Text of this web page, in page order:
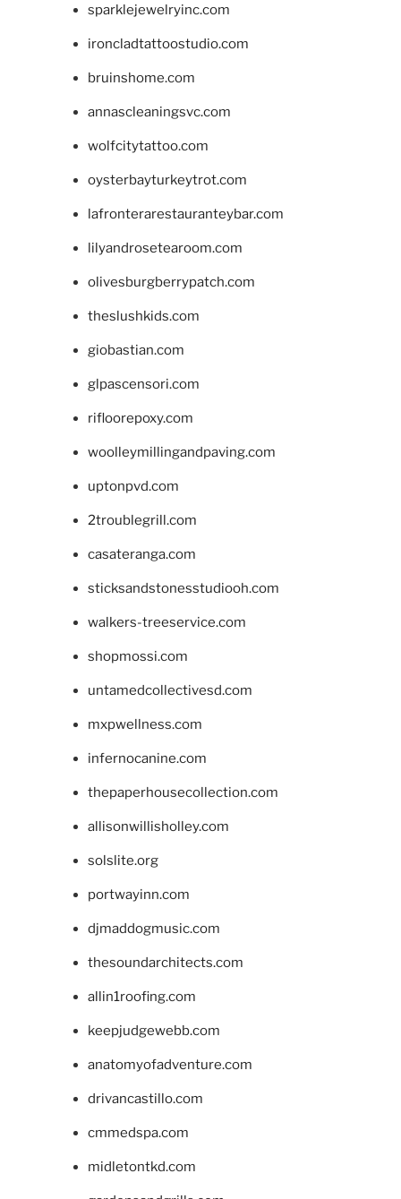
sparklejewelryinc.com
ironcladtattoostudio.com
bruinshome.com
annascleaningsvc.com
wolfcitytattoo.com
oysterbayturkeytrot.com
lafronterarestauranteybar.com
lilyandrosetearoom.com
olivesburgberrypatch.com
theslushkids.com
giobastian.com
glpascensori.com
rifloorepoxy.com
woolleymillingandpaving.com
uptonpvd.com
2troublegrill.com
casateranga.com
sticksandstonesstudiooh.com
walkers-treeservice.com
shopmossi.com
untamedcollectivesd.com
mxpwellness.com
infernocanine.com
thepaperhousecollection.com
allisonwillisholley.com
solslite.org
portwayinn.com
djmaddogmusic.com
thesoundarchitects.com
allin1roofing.com
keepjudgewebb.com
anatomyofadventure.com
drivancastillo.com
cmmedspa.com
midletontkd.com